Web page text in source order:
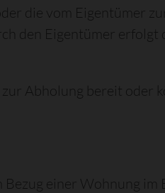
die vom Eigentümer
den Eigentümer
Abholung bereit oder
einer Wohnung im